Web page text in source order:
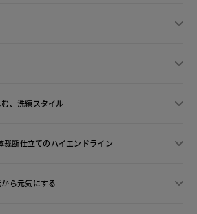
、洗練スタイル
断仕立てのハイエンドライン
ら元気にする